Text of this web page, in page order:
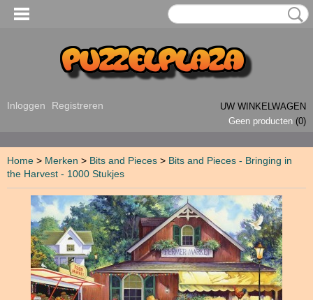
Inloggen Registreren
UW WINKELWAGEN
Geen producten (0)
Home > Merken > Bits and Pieces > Bits and Pieces - Bringing in
the Harvest - 1000 Stukjes